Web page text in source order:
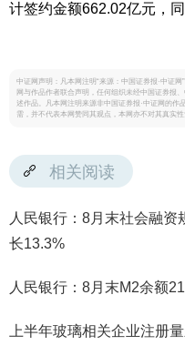
计签约金额662.02亿元，同
中证网声明：凡本网注明“来源：中国证券报·中证
网与作品作者联合声明，任何组织未经中国证券报
述作品。凡本网注明来源非中国证券报·中证网的
需，并不代表本网赞同其观点，本网亦不对其真实
相关阅读
人民银行：8月末社会融
长13.3%
人民银行：8月末M2余额
上半年玻璃相关企业注册